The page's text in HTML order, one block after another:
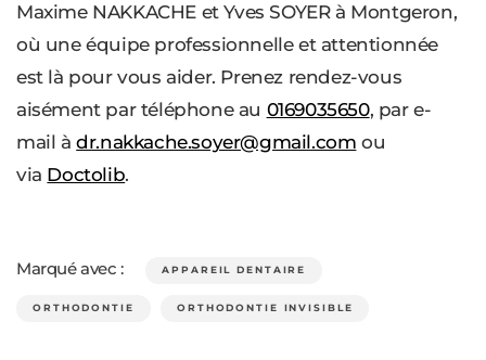
Maxime NAKKACHE et Yves SOYER à Montgeron,
où une équipe professionnelle et attentionnée
est là pour vous aider. Prenez rendez-vous
aisément par téléphone au 0169035650, par e-
mail àdr.nakkache.soyer@gmail.com ou
via Doctolib.
Marqué avec : APPAREIL DENTAIRE
ORTHODONTIE ORTHODONTIE INVISIBLE